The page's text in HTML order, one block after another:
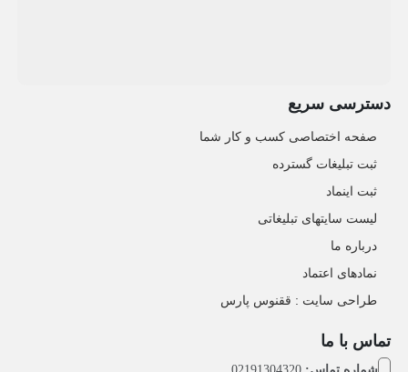
دسترسی سریع
صفحه اختصاصی کسب و کار شما
ثبت تبلیغات گسترده
ثبت اینماد
لیست سایتهای تبلیغاتی
درباره ما
نمادهای اعتماد
طراحی سایت : ققنوس پارس
تماس با ما
شماره تماس:02191304320